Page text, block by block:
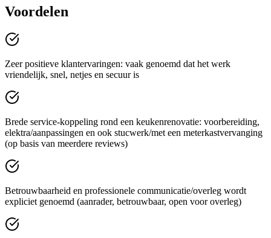
Voordelen
Zeer positieve klantervaringen: vaak genoemd dat het werk
vriendelijk, snel, netjes en secuur is
Brede service-koppeling rond een keukenrenovatie: voorbereiding,
elektra/aanpassingen en ook stucwerk/met een meterkastvervanging
(op basis van meerdere reviews)
Betrouwbaarheid en professionele communicatie/overleg wordt
expliciet genoemd (aanrader, betrouwbaar, open voor overleg)